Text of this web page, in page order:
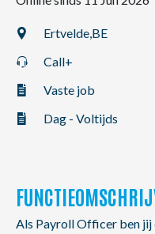
Ertvelde,BE
Call+
Vaste job
Dag - Voltijds
Als Payroll Officer ben jij